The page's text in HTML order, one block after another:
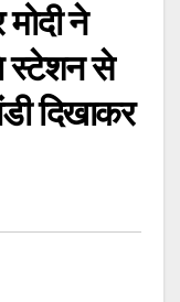
ने
स्टेशन से
दिखाकर